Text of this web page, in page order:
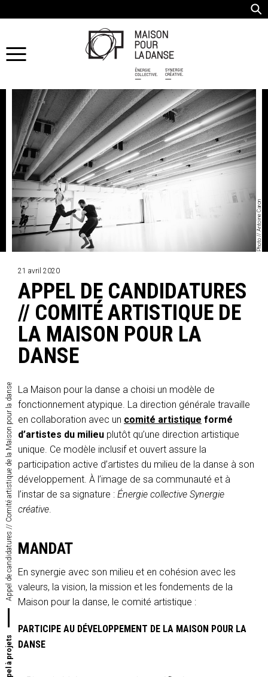
Photo // Antoine Caron
21 avril 2020
APPEL DE CANDIDATURES
// COMITÉ ARTISTIQUE DE
LA MAISON POUR LA
DANSE
Appel à projets
Appel de candidatures // Comité artistique de la Maison pour la danse La Maison pour la danse a choisi un modèle de
fonctionnement atypique. La direction générale travaille
en collaboration avec un comité artistique formé
d’artistes du milieu plutôt qu’une direction artistique
unique. Ce modèle inclusif et ouvert assure la
participation active d’artistes du milieu de la danse à son
développement. À l’image de sa communauté et à
l’instar de sa signature : Énergie collective Synergie
créative.
MANDAT
En synergie avec son milieu et en cohésion avec les
valeurs, la vision, la mission et les fondements de la
Maison pour la danse, le comité artistique :
PARTICIPE AU DÉVELOPPEMENT DE LA MAISON POUR LA
DANSE